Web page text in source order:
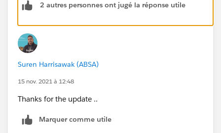
2 autres personnes ont jugé la réponse utile
Suren Harrisawak (ABSA)
15 nov. 2021 à 12:48
Thanks for the update ..
Marquer comme utile